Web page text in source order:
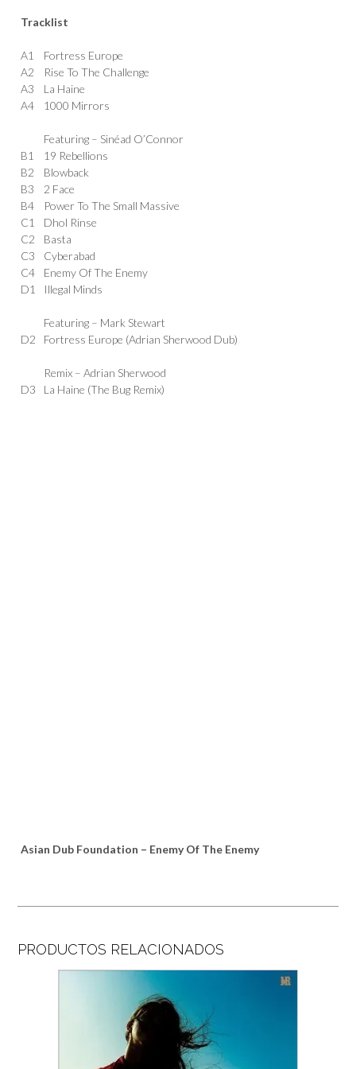
Tracklist
A1
Fortress Europe
A2
Rise To The Challenge
A3
La Haine
A4
1000 Mirrors
Featuring – Sinéad O’Connor
B1
19 Rebellions
B2
Blowback
B3
2 Face
B4
Power To The Small Massive
C1
Dhol Rinse
C2
Basta
C3
Cyberabad
C4
Enemy Of The Enemy
D1
Illegal Minds
Featuring – Mark Stewart
D2
Fortress Europe (Adrian Sherwood Dub)
Remix –Adrian Sherwood
D3
La Haine (The Bug Remix)
Asian Dub Foundation – Enemy Of The Enemy
PRODUCTOS RELACIONADOS